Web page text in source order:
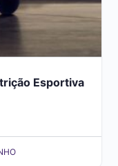
Esportiva